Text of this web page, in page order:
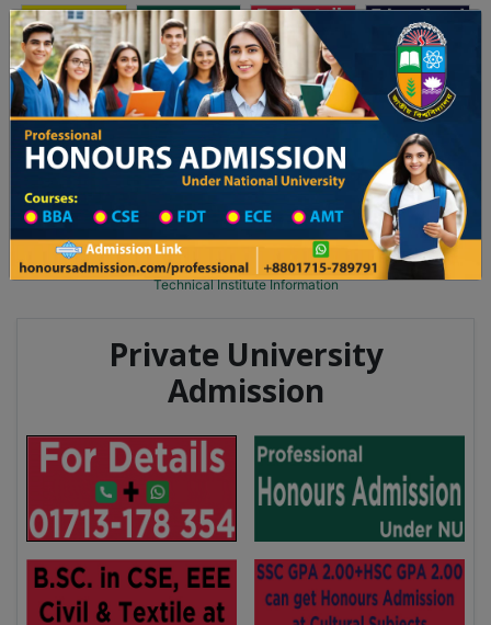
Toggle navigation অনার্স ভর্তি প্রফেশনাল অনার্স
Updates
২৬ শিক্ষাবর্ষের ১ম বর্ষের ভর্তি আবেদন বিজ্ঞপ্তি ঢাকা বিশ্ববিদ্যালয় ২০২৫-২৬ শিক্ষাবর্ষে
Technical Institute in Nilphamari
Technical Institute List
Technical Institute Information
Private University
Admission